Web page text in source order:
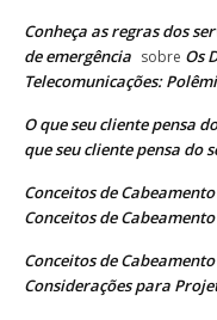
Conheça as regras dos
de emergência sobre Os
Telecomunicações:
O que seu cliente pensa
que seu cliente pensa do
Conceitos de
Conceitos de
Conceitos de
Considerações para